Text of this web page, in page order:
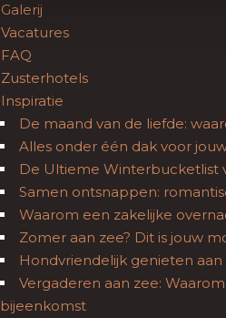
Galerij
Vacatures
FAQ
Zusterhotels
Inspiratie
De maand van de liefde:
Alles onder één dak voor
De Ultieme Winterbucketlist
Samen ontsnappen:
Waarom een zakelijke
Zomer aan zee? Dit is jouw
Hondvriendelijk genieten
Vergaderen aan zee:
bijeenkomst